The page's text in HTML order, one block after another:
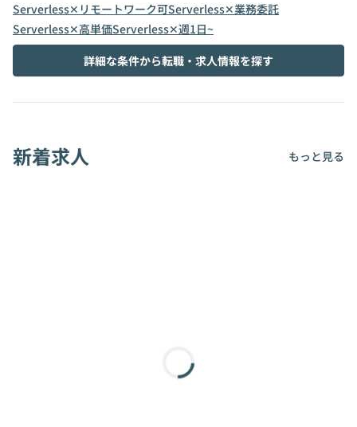
Serverless✕リモートワーク可Serverless✕業務委託
Serverless✕高単価Serverless✕週1日~
詳細な条件から転職・求人情報を探す
新着求人 もっと見る